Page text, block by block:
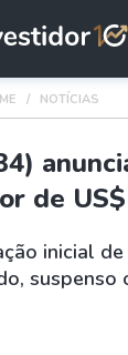
NOTÍCIAS
de
inicial de
suspenso